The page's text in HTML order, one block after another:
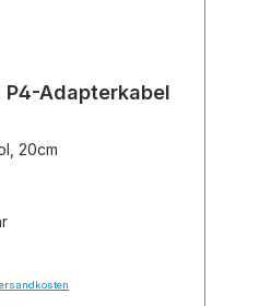
P4-Adapterkabel
-> 4pol, 20cm